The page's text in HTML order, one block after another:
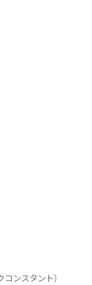
ンスタント）